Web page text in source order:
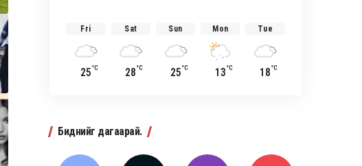
Fri
25°C
Sat
28°C
Sun
25°C
Mon
13°C
Tue
18°C
Биднийг дагаарай.